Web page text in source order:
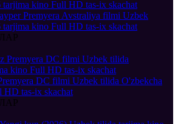
Premyera Avstraliya filmi Uzbek
kino Full HD tas-ix skachat
DC filmi Uzbek tilida O'zbekcha
HD tas-ix skachat